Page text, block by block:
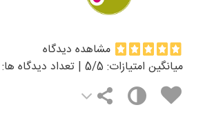
مشاهده دیدگاه
میانگین امتیازات:
5/5 | تعداد دیدگاه ها: